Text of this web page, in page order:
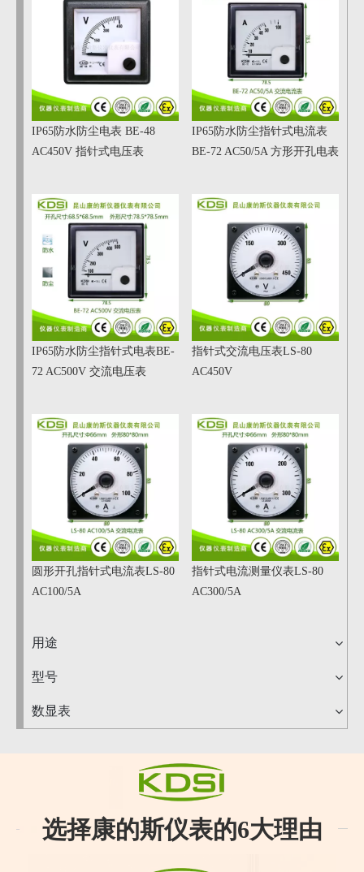
IP65防水防尘电表 BE-48
AC450V 指针式电压表
IP65防水防尘指针式电流表
BE-72 AC50/5A 方形开孔电表
IP65防水防尘指针式电表BE-
72 AC500V 交流电压表
指针式交流电压表LS-80
AC450V
圆形开孔指针式电流表LS-80
AC100/5A
指针式电流测量仪表LS-80
AC300/5A
用途
型号
数显表
选择康的斯仪表的6大理由